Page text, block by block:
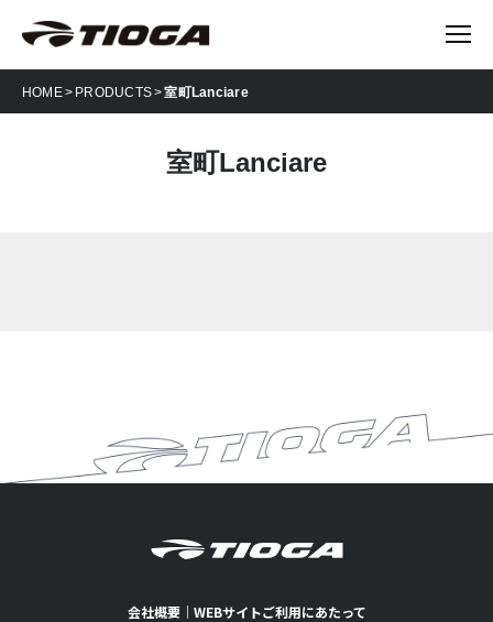
HOME PRODUCTS 室町Lanciare
室町Lanciare
会社概要｜ WEBサイトご利用にあたって